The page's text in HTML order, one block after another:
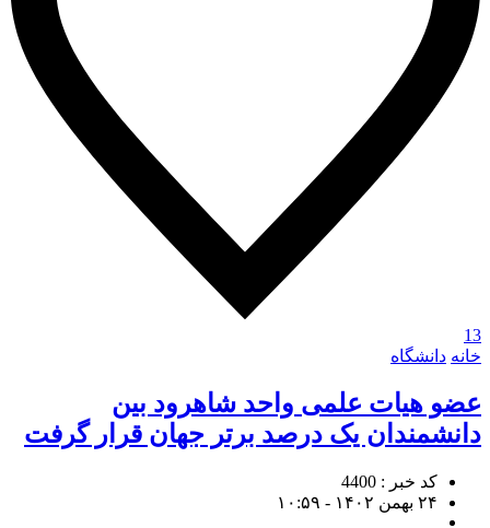
13
خانه دانشگاه
عضو هیات علمی واحد شاهرود بین
دانشمندان یک درصد برتر جهان قرار گرفت
کد خبر : 4400
۲۴ بهمن ۱۴۰۲ - ۱۰:۵۹